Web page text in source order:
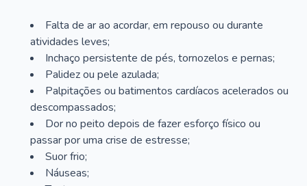
Falta de ar ao acordar, em repouso ou durante
atividades leves;
Inchaço persistente de pés, tornozelos e pernas;
Palidez ou pele azulada;
Palpitações ou batimentos cardíacos acelerados ou
descompassados;
Dor no peito depois de fazer esforço físico ou
passar por uma crise de estresse;
Suor frio;
Náuseas;